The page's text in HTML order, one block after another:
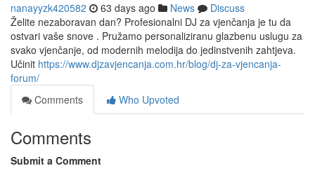
nanayyzk420582 63 days ago News
Discuss
Želite nezaboravan dan? Profesionalni DJ za vjenčanja je tu da
ostvari vaše snove . Pružamo personaliziranu glazbenu uslugu za
svako vjenčanje, od modernih melodija do jedinstvenih zahtjeva.
Učinit https://www.djzavjencanja.com.hr/blog/dj-za-vjencanja-
forum/
Comments
Who Upvoted
Comments
Submit a Comment